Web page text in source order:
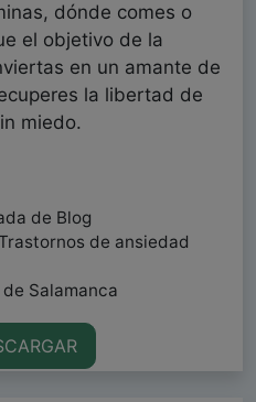
dónde comes o
el objetivo de la
en un amante de
la libertad de
miedo.
de Blog
de ansiedad
Salamanca